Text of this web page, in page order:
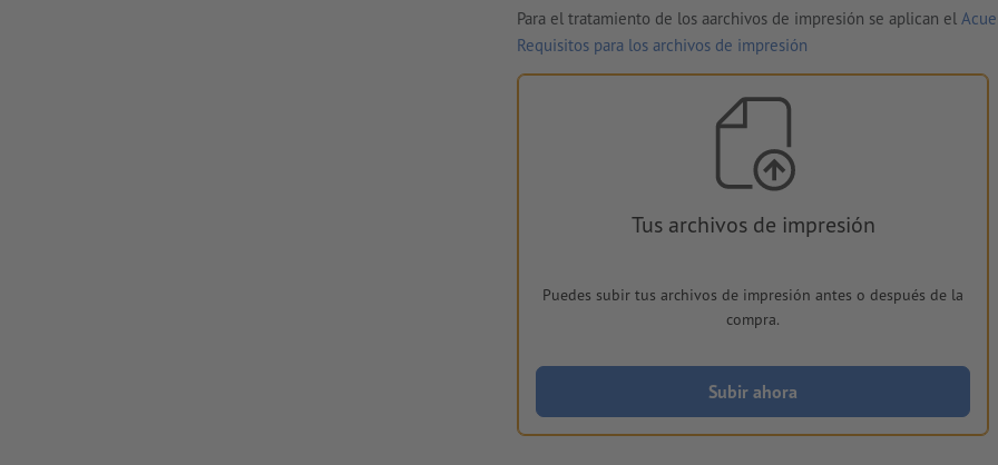
Para el tratamiento de los aarchivos de impresión se aplican el
Requisitos para los archivos de impresión
Tus archivos de impresión
Puedes subir tus archivos de impresión antes o después de la
compra.
Subir ahora